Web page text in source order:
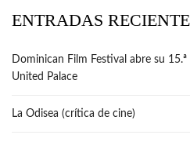
ENTRADAS
Dominican Film Festival abre su
United Palace
La Odisea (crítica de cine)